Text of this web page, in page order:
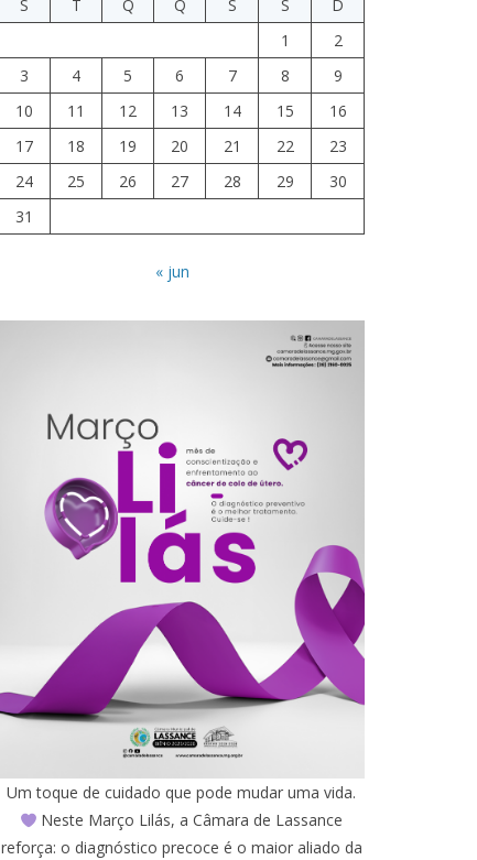
S
T Q Q S S
D
1
2
3
4 5 6 7 8
9
10
11 12 13 14 15
16
17
18 19 20 21 22
23
24
25 26 27 28 29
30
31
« jun
Um toque de cuidado que pode mudar uma vida.
Neste Março Lilás, a Câmara de Lassance
reforça: o diagnóstico precoce é o maior aliado da